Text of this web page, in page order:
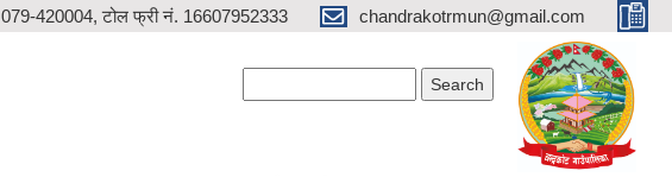
079-420004, टोल फ्री नं. 16607952333 chandrakotrmun@gmail.com